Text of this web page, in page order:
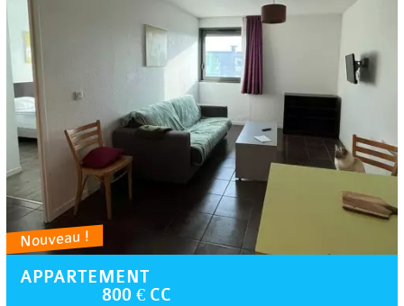
Nouveau !
APPARTEMENT
800 € CC